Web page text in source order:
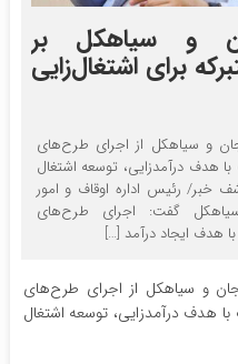
و سیاهکل بر
برای اشتغال‌زایی
و سیاهکل از اجرای طرح‌های
با هدف درآمدزایی، توسعه اشتغال
خبر/ رئیس اداره اوقاف و امور
گفت: اجرای طرح‌های
هدف ایجاد درآمد […]
و سیاهکل از اجرای طرح‌های
با هدف درآمدزایی، توسعه اشتغال